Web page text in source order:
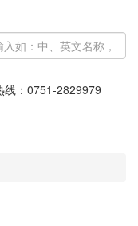
： 0751-2829979